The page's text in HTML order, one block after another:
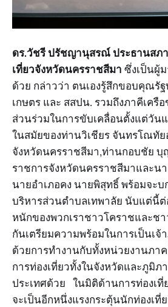
ดร.วัชรี ปรัชญานุสรณ์ ประธานสภ
เที่ยวจังหวัดนครราชสีมา ซึ่งเป็นผู้
ด้วย กล่าวว่า ตนเองรู้สึกขอบคุณรั
เกษตร และ สสปน. รวมถึงภาคีเค
ส่วนร่วมในการขับเคลื่อนตั้งแต่วัน
ในสมัยของท่านวิเชียร จันทรโณทั
จังหวัดนครราชสีมา,ท่านกอบชัย
ราชการจังหวัดนครราชสีมาและ
นายอำเภอคง นายพิสุทธิ์ พร้อมจะบ
บริหารส่วนตำบลเทพาลัย นับแต่นี้ต่
หนักของพวกเราชาวโคราชและช
กันเตรียมความพร้อมในการเป็นเจ้
ด้วยการทำงานกับทั้งหน่วยงานภา
การท่องเที่ยวทั้งในจังหวัดและภูมิภ
ประเทศด้วย ในมิติด้านการท่องเ
จะเป็นอีกหนึ่งแรงกระตุ้นนักท่องเที่